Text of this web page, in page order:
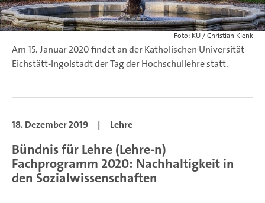
Foto: KU / Christian Klenk
Am 15. Januar 2020 findet an der Katholischen Universität
Eichstätt-Ingolstadt der Tag der Hochschullehre statt.
18. Dezember 2019 | Lehre
Bündnis für Lehre (Lehre-n)
Fachprogramm 2020: Nachhaltigkeit in
den Sozialwissenschaften